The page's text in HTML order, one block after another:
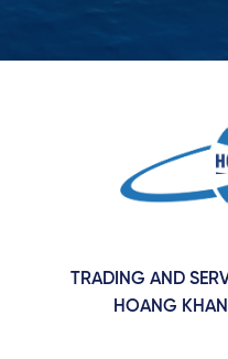
TRADING AND
HOANG